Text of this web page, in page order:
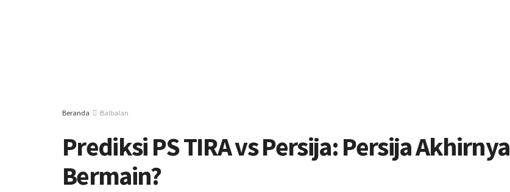
Beranda Balbalan
Prediksi PS TIRA vs Persija: Persija Akhirnya
Bermain?